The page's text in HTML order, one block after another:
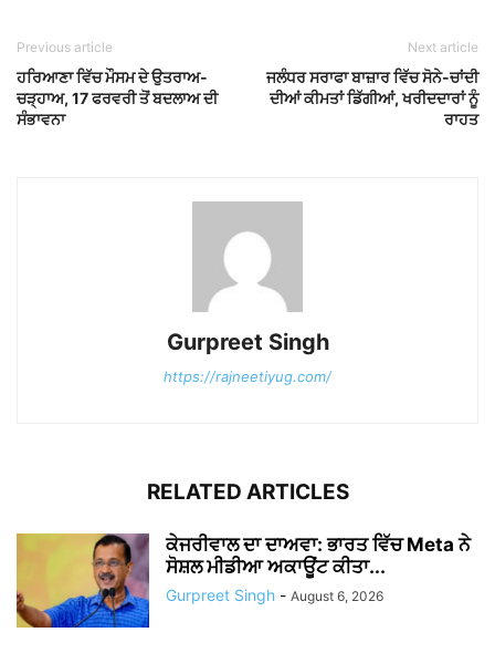
Previous article
ਹਰਿਆਣਾ ਵਿੱਚ ਮੌਸਮ ਦੇ ਉਤਰਾਅ-
ਚੜ੍ਹਾਅ, 17 ਫਰਵਰੀ ਤੋਂ ਬਦਲਾਅ ਦੀ
ਸੰਭਾਵਨਾ
Next article
ਜਲੰਧਰ ਸਰਾਫਾ ਬਾਜ਼ਾਰ ਵਿੱਚ ਸੋਨੇ-ਚਾਂਦੀ
ਦੀਆਂ ਕੀਮਤਾਂ ਡਿੱਗੀਆਂ, ਖਰੀਦਦਾਰਾਂ ਨੂੰ
ਰਾਹਤ
Gurpreet Singh
https://rajneetiyug.com/
RELATED ARTICLES
ਕੇਜਰੀਵਾਲ ਦਾ ਦਾਅਵਾ: ਭਾਰਤ ਵਿੱਚ Meta ਨੇ
ਸੋਸ਼ਲ ਮੀਡੀਆ ਅਕਾਊਂਟ ਕੀਤਾ...
Gurpreet Singh - August 6, 2026